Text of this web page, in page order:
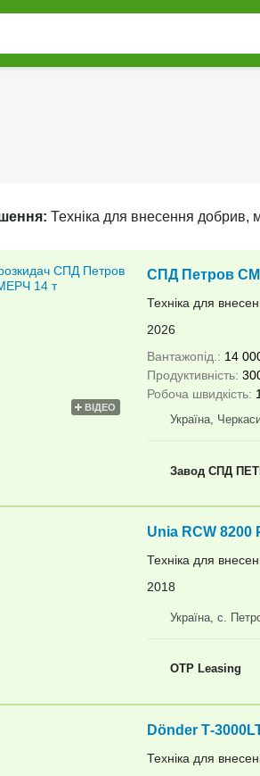
Техніка для внесення добрив,
ВІДЕО
СПД Петров
Техніка для
2026
Вантажопід.
14
Продуктивність
Робоча швидкість
Україна,
Завод СПД
Unia RCW 8200
Техніка для
2018
Україна, с.
OTP Leasing
Dönder Т-
Техніка для